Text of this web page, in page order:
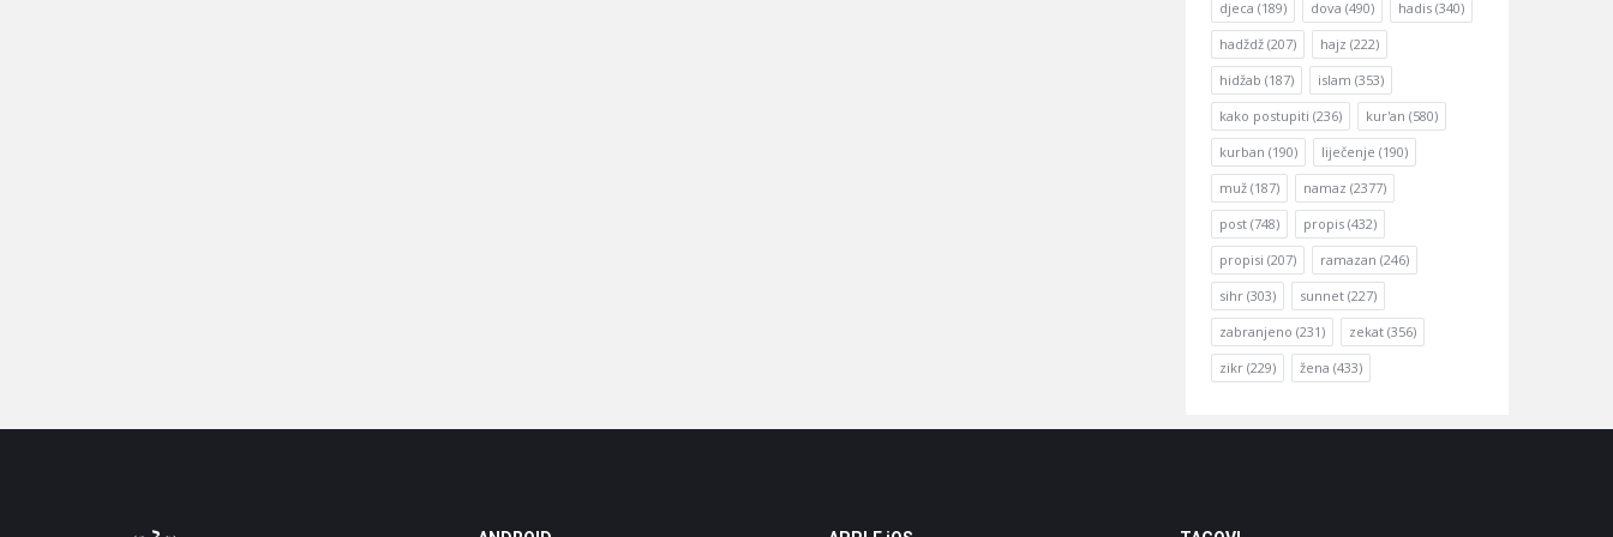
djeca (189) dova (490) hadis (340)
hadždž (207) hajz (222)
hidžab (187) islam (353)
kako postupiti (236) kur'an (580)
kurban (190) liječenje (190)
muž (187) namaz (2377)
post (748) propis (432)
propisi (207) ramazan (246)
sihr (303) sunnet (227)
zabranjeno (231) zekat (356)
zikr (229) žena (433)